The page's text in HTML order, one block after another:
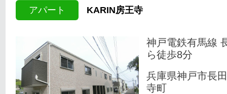
アパート KARIN房王寺
神戸電鉄有馬線
ら徒歩8分
兵庫県神戸市長
寺町